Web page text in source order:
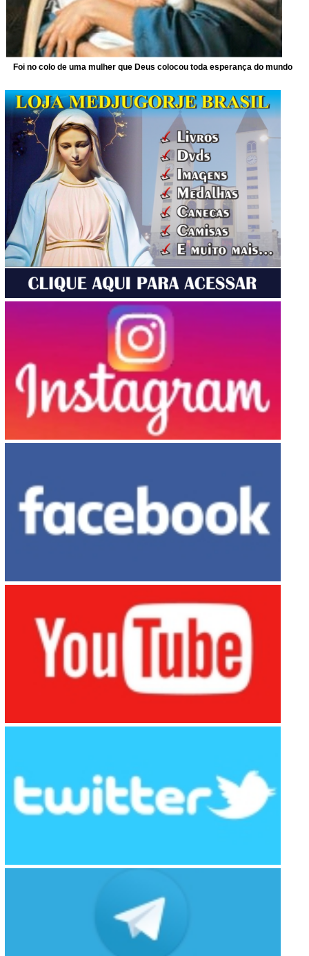
Foi no colo de uma mulher que Deus colocou toda esperança do mundo